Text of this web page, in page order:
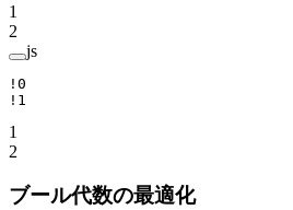
1
2
js
! 0
! 1
1
2
ブール代数の最適化